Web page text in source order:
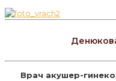
Врач акушер-